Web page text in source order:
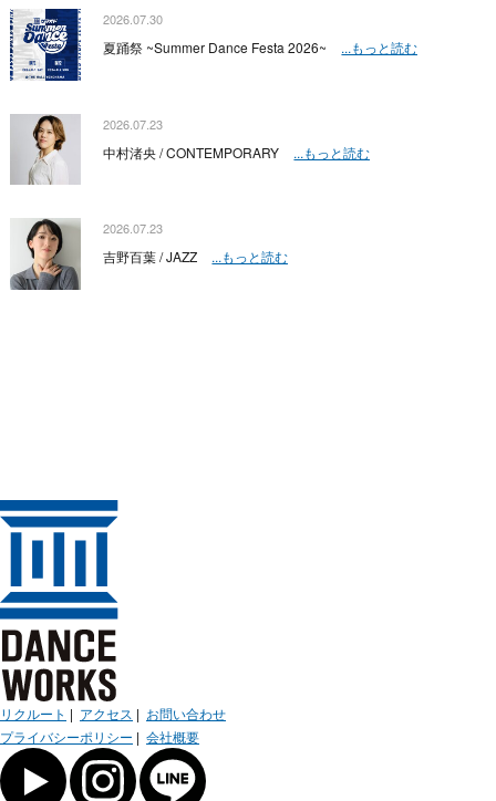
2026.07.30
夏踊祭 ~Summer Dance Festa 2026~ ...もっと読む
2026.07.23
中村渚央 / CONTEMPORARY ...もっと読む
2026.07.23
吉野百葉 / JAZZ ...もっと読む
リクルート | アクセス | お問い合わせ
プライバシーポリシー | 会社概要